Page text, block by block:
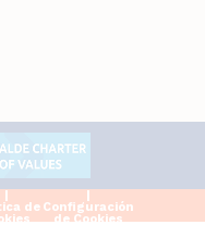
de Configuración
de Cookies